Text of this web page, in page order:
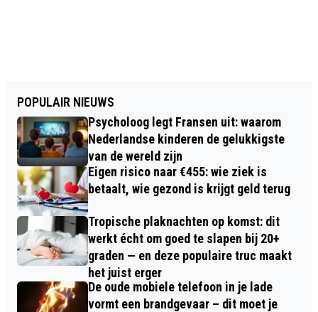
POPULAIR NIEUWS
Psycholoog legt Fransen uit: waarom
Nederlandse kinderen de gelukkigste
van de wereld zijn
Eigen risico naar €455: wie ziek is
betaalt, wie gezond is krijgt geld terug
Tropische plaknachten op komst: dit
werkt écht om goed te slapen bij 20+
graden — en deze populaire truc maakt
het juist erger
De oude mobiele telefoon in je lade
vormt een brandgevaar – dit moet je